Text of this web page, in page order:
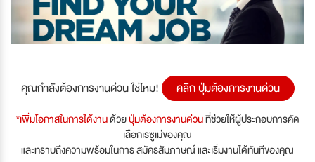
คุณกำลังต้องการงานด่วน ใช่ไหม! คลิก ปุ่มต้องการงานด่วน
*เพิ่มโอกาสในการได้งานด้วยปุ่มต้องการงานด่วนที่ช่วยให้ผู้ประกอบการคัด
เลือกเรซูเม่ของคุณ
และทราบถึงความพร้อมในการ สมัครสัมภาษณ์ และเริ่มงานได้ทันทีของคุณ